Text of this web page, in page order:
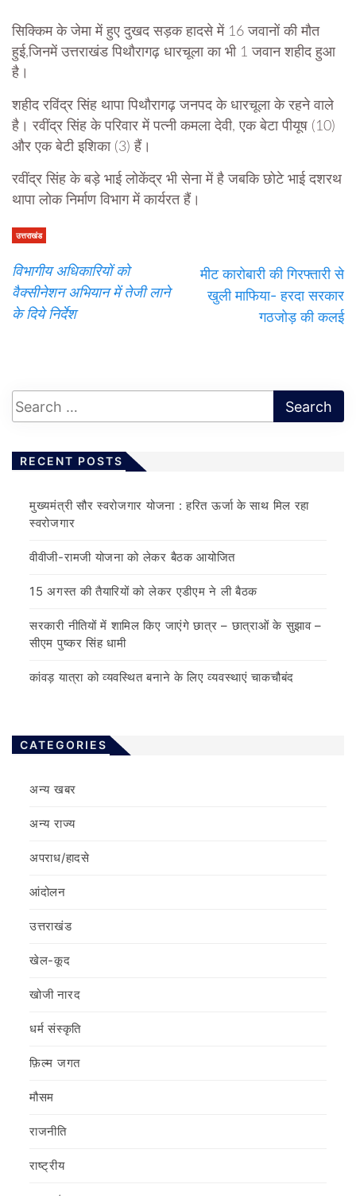
सिक्किम के जेमा में हुए दुखद सड़क हादसे में 16 जवानों की मौत
हुई,जिनमें उत्तराखंड पिथौरागढ़ धारचूला का भी 1 जवान शहीद हुआ
है।
शहीद रविंद्र सिंह थापा पिथौरागढ़ जनपद के धारचूला के रहने वाले
है। रवींद्र सिंह के परिवार में पत्नी कमला देवी, एक बेटा पीयूष (10)
और एक बेटी इशिका (3) हैं।
रवींद्र सिंह के बड़े भाई लोकेंद्र भी सेना में है जबकि छोटे भाई दशरथ
थापा लोक निर्माण विभाग में कार्यरत हैं।
उत्तराखंड
विभागीय अधिकारियों को
वैक्सीनेशन अभियान में तेजी लाने
के दिये निर्देश
मीट कारोबारी की गिरफ्तारी से
खुली माफिया- हरदा सरकार
गठजोड़ की कलई
RECENT POSTS
मुख्यमंत्री सौर स्वरोजगार योजना : हरित ऊर्जा के साथ मिल रहा
स्वरोजगार
वीवीजी-रामजी योजना को लेकर बैठक आयोजित
15 अगस्त की तैयारियों को लेकर एडीएम ने ली बैठक
सरकारी नीतियों में शामिल किए जाएंगे छात्र – छात्राओं के सुझाव –
सीएम पुष्कर सिंह धामी
कांवड़ यात्रा को व्यवस्थित बनाने के लिए व्यवस्थाएं चाकचौबंद
CATEGORIES
अन्य खबर
अन्य राज्य
अपराध/हादसे
आंदोलन
उत्तराखंड
खेल-कूद
खोजी नारद
धर्म संस्कृति
फ़िल्‍म जगत
मौसम
राजनीति
राष्ट्रीय